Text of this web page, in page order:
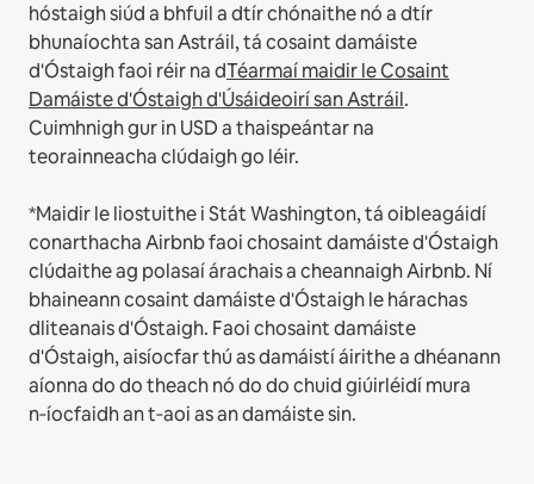
hóstaigh siúd a bhfuil a dtír chónaithe nó a dtír
bhunaíochta san Astráil, tá cosaint damáiste
d'Óstaigh faoi réir na dTéarmaí maidir le Cosaint
Damáiste d'Óstaigh d'Úsáideoirí san Astráil.
Cuimhnigh gur in USD a thaispeántar na
teorainneacha clúdaigh go léir.
*Maidir le liostuithe i Stát Washington, tá oibleagáidí
conarthacha Airbnb faoi chosaint damáiste d'Óstaigh
clúdaithe ag polasaí árachais a cheannaigh Airbnb. Ní
bhaineann cosaint damáiste d'Óstaigh le hárachas
dliteanais d'Óstaigh. Faoi chosaint damáiste
d'Óstaigh, aisíocfar thú as damáistí áirithe a dhéanann
aíonna do do theach nó do do chuid giúirléidí mura
n‑íocfaidh an t‑aoi as an damáiste sin.